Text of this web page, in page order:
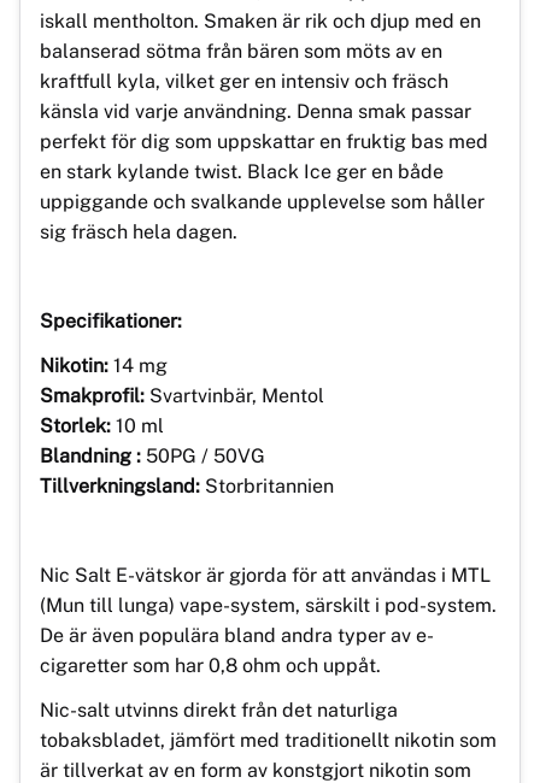
iskall mentholton. Smaken är rik och djup med en
balanserad sötma från bären som möts av en
kraftfull kyla, vilket ger en intensiv och fräsch
känsla vid varje användning. Denna smak passar
perfekt för dig som uppskattar en fruktig bas med
en stark kylande twist. Black Ice ger en både
uppiggande och svalkande upplevelse som håller
sig fräsch hela dagen.
Specifikationer:
Nikotin: 14 mg
Smakprofil: Svartvinbär, Mentol
Storlek: 10 ml
Blandning : 50PG / 50VG
Tillverkningsland: Storbritannien
Nic Salt E-vätskor är gjorda för att användas i MTL
(Mun till lunga) vape-system, särskilt i pod-system.
De är även populära bland andra typer av e-
cigaretter som har 0,8 ohm och uppåt.
Nic-salt utvinns direkt från det naturliga
tobaksbladet, jämfört med traditionellt nikotin som
är tillverkat av en form av konstgjort nikotin som